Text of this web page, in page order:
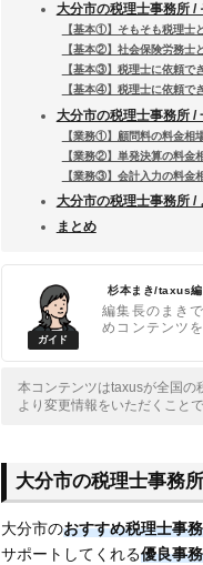
大分市の税理士事務所 /
【基本①】そもそも税理士
【基本②】社会保険労務士
【基本③】税理士に依頼で
【基本④】税理士に依頼で
大分市の税理士事務所 /
【業務①】顧問料の料金相
【業務②】単発決算の料金
【業務③】会計入力の料金
大分市の税理士事務所 /
まとめ
杉本まき/taxus編
編集長のまき
めコンテンツ
本コンテンツはtaxusが全国の
より変更情報をいただくこと
大分市の税理士事務
大分市のおすすめ税理士事
サポートしてくれる優良事